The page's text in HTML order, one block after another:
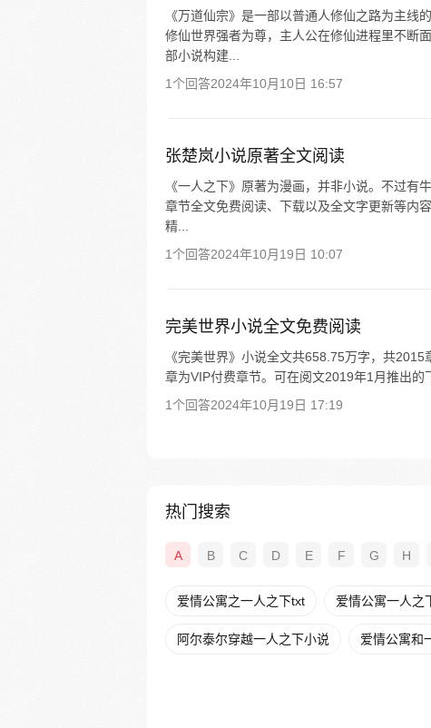
《万道仙宗》是一部以普通人修仙之路为主线
修仙世界强者为尊，主人公在修仙进程里不断
部小说构建...
1个回答2024年10月10日 16:57
张楚岚小说原著全文阅读
《一人之下》原著为漫画，并非小说。不过
章节全文免费阅读、下载以及全文字更新等内
精...
1个回答2024年10月19日 10:07
完美世界小说全文免费阅读
《完美世界》小说全文共658.75万字，共
章为VIP付费章节。可在阅文2019年1月推出的
1个回答2024年10月19日 17:19
热门搜索
A B C D E F G H
爱情公寓之一人之下txt 爱情公寓一人之
阿尔泰尔穿越一人之下小说 爱情公寓和